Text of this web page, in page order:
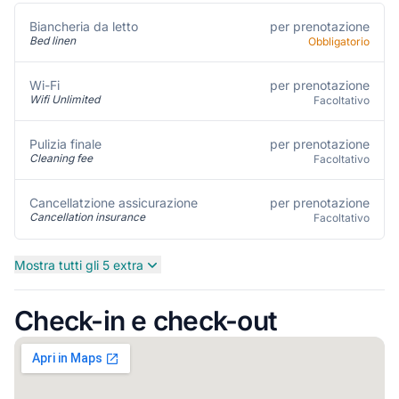
Biancheria da letto
Bed linen
per prenotazione
Obbligatorio
Wi-Fi
Wifi Unlimited
per prenotazione
Facoltativo
Pulizia finale
Cleaning fee
per prenotazione
Facoltativo
Cancellatzione assicurazione
Cancellation insurance
per prenotazione
Facoltativo
Mostra tutti gli 5 extra
Check-in e check-out